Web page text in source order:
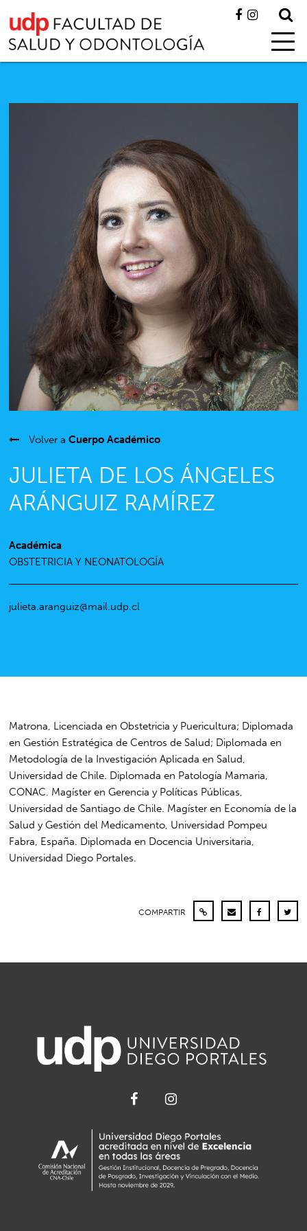
Volver aCuerpo Académico
JULIETA DE LOS ÁNGELES
ARÁNGUIZ RAMÍREZ
Académica
OBSTETRICIA Y NEONATOLOGÍA
julieta.aranguiz@mail.udp.cl
Matrona, Licenciada en Obstetricia y Puericultura; Diplomada
en Gestión Estratégica de Centros de Salud; Diplomada en
Metodología de la Investigación Aplicada en Salud,
Universidad de Chile. Diplomada en Patología Mamaria,
CONAC. Magíster en Gerencia y Políticas Públicas,
Universidad de Santiago de Chile. Magíster en Economía de la
Salud y Gestión del Medicamento, Universidad Pompeu
Fabra, España. Diplomada en Docencia Universitaria,
Universidad Diego Portales.
COMPARTIR